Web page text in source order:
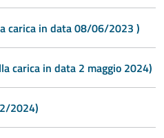
carica in data 08/06/2023 )
carica in data 2 maggio 2024)
2024)